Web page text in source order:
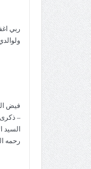
ربي
فيض
– ذكرى
السيد
رحمه